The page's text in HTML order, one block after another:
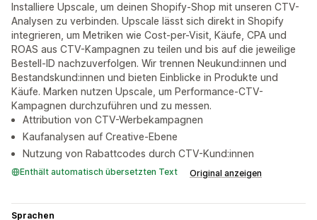
Installiere Upscale, um deinen Shopify-Shop mit unseren CTV-
Analysen zu verbinden. Upscale lässt sich direkt in Shopify
integrieren, um Metriken wie Cost-per-Visit, Käufe, CPA und
ROAS aus CTV-Kampagnen zu teilen und bis auf die jeweilige
Bestell-ID nachzuverfolgen. Wir trennen Neukund:innen und
Bestandskund:innen und bieten Einblicke in Produkte und
Käufe. Marken nutzen Upscale, um Performance-CTV-
Kampagnen durchzuführen und zu messen.
Attribution von CTV-Werbekampagnen
Kaufanalysen auf Creative-Ebene
Nutzung von Rabattcodes durch CTV-Kund:innen
Enthält automatisch übersetzten Text Original anzeigen
Sprachen